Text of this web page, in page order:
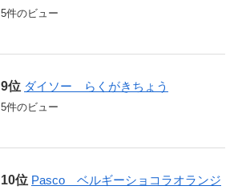
5件のビュー
ダイソー らくがきちょう
5件のビュー
Pasco ベルギーショコラオランジ